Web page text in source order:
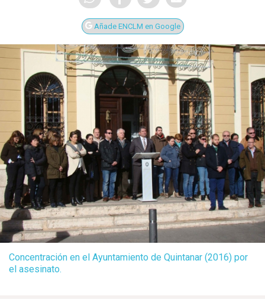
Añade ENCLM en Google
Concentración en el Ayuntamiento de Quintanar (2016) por
el asesinato.